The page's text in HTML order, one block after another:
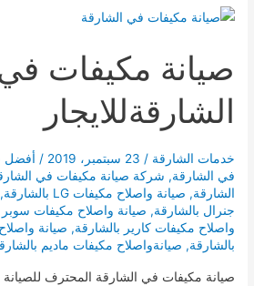
صيانة مكيفات
الشارقةللايجار
خدمات الشارقة / 23 سبتمبر، 2019 / أفضل
في الشارقة, شركة صيانة مكيفات في
الشارقة, صيانة واصلاح مكيفات LG بالشارقة ,
جنرال بالشارقة, صيانة واصلاح مكيفات سوبر
واصلاح مكيفات كارير بالشارقة, صيانة
بالشارقة, صيانةواصلاح مكيفات ماديم
صيانة مكيفات في الشارقة المحترف